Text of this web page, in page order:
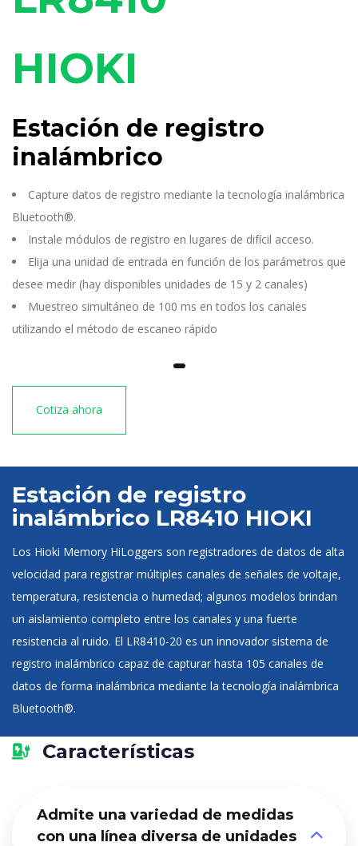
HIOKI
Estación de registro
inalámbrico
Capture datos de registro mediante la tecnología inalámbrica
Bluetooth®.
Instale módulos de registro en lugares de difícil acceso.
Elija una unidad de entrada en función de los parámetros que
desee medir (hay disponibles unidades de 15 y 2 canales)
Muestreo simultáneo de 100 ms en todos los canales
utilizando el método de escaneo rápido
Cotiza ahora
Estación de registro
inalámbrico LR8410 HIOKI
Los Hioki Memory HiLoggers son registradores de datos de alta
velocidad para registrar múltiples canales de señales de voltaje,
temperatura, resistencia o humedad; algunos modelos brindan
un aislamiento completo entre los canales y una fuerte
resistencia al ruido. El LR8410-20 es un innovador sistema de
registro inalámbrico capaz de capturar hasta 105 canales de
datos de forma inalámbrica mediante la tecnología inalámbrica
Bluetooth®.
Características
Admite una variedad de medidas
con una línea diversa de unidades